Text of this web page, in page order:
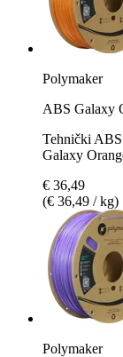
Polymaker
ABS Galaxy
Tehnički
Galaxy
€ 36,49
(€ 36,49 / kg)
Polymaker